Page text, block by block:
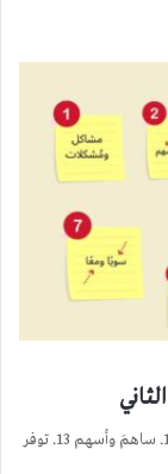
محتويات الأخطاء اللغوية الشائعة 11. مشاكل ومُشكلات 12. ساهمَ وأسهم 13. توفر